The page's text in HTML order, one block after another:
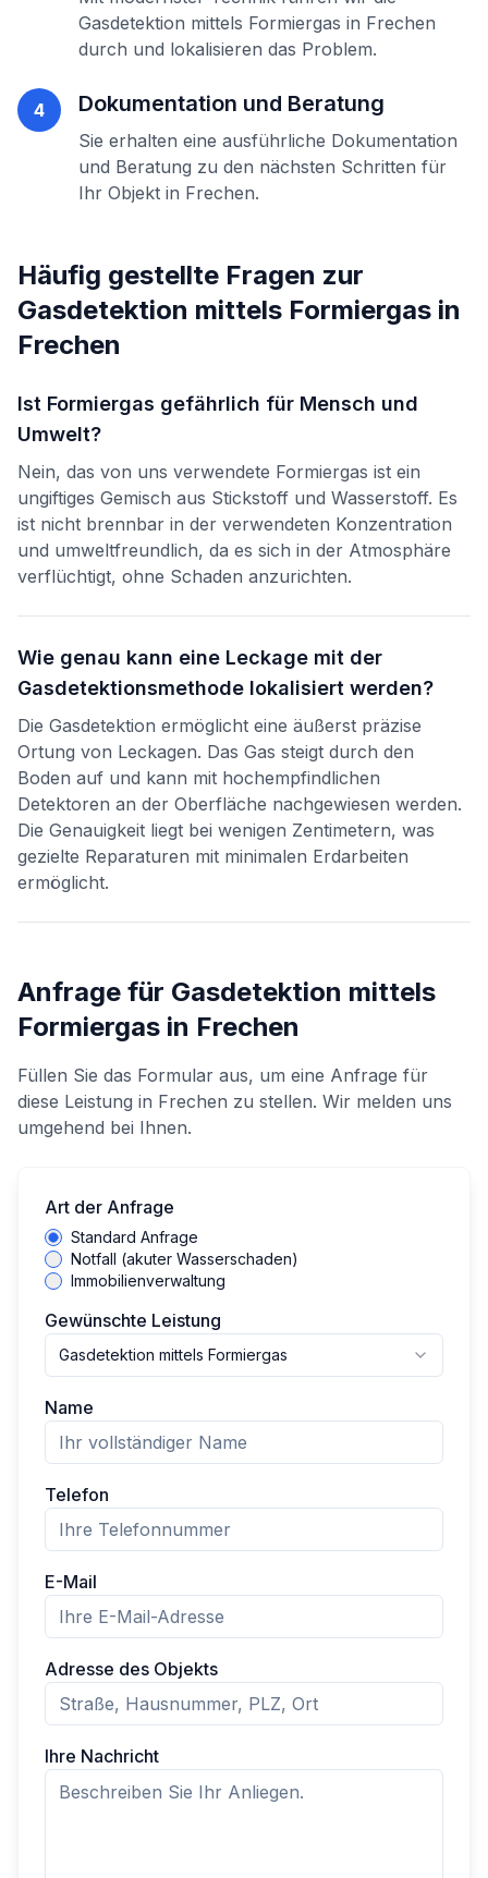
Gasdetektion mittels Formiergas in Frechen
durch und lokalisieren das Problem.
4 Dokumentation und Beratung
Sie erhalten eine ausführliche Dokumentation
und Beratung zu den nächsten Schritten für
Ihr Objekt in Frechen.
Häufig gestellte Fragen zur
Gasdetektion mittels Formiergas in
Frechen
Ist Formiergas gefährlich für Mensch und
Umwelt?
Nein, das von uns verwendete Formiergas ist ein
ungiftiges Gemisch aus Stickstoff und Wasserstoff. Es
ist nicht brennbar in der verwendeten Konzentration
und umweltfreundlich, da es sich in der Atmosphäre
verflüchtigt, ohne Schaden anzurichten.
Wie genau kann eine Leckage mit der
Gasdetektionsmethode lokalisiert werden?
Die Gasdetektion ermöglicht eine äußerst präzise
Ortung von Leckagen. Das Gas steigt durch den
Boden auf und kann mit hochempfindlichen
Detektoren an der Oberfläche nachgewiesen werden.
Die Genauigkeit liegt bei wenigen Zentimetern, was
gezielte Reparaturen mit minimalen Erdarbeiten
ermöglicht.
Anfrage für Gasdetektion mittels
Formiergas in Frechen
Füllen Sie das Formular aus, um eine Anfrage für
diese Leistung in Frechen zu stellen. Wir melden uns
umgehend bei Ihnen.
Art der Anfrage
Standard Anfrage
Notfall (akuter Wasserschaden)
Immobilienverwaltung
Gewünschte Leistung
Gasdetektion mittels Formiergas
Name
Telefon
E-Mail
Adresse des Objekts
Ihre Nachricht